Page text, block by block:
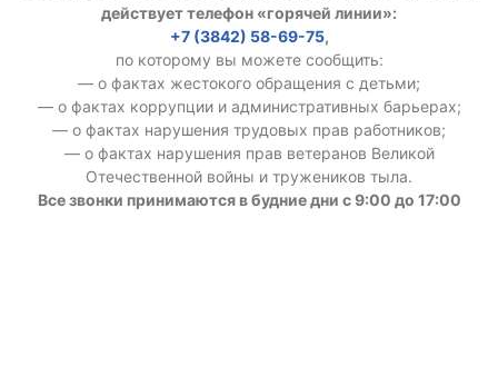
действует телефон «горячей линии»:
+7 (3842) 58-69-75,
по которому вы можете сообщить:
— о фактах жестокого обращения с детьми;
— о фактах коррупции и административных барьерах;
— о фактах нарушения трудовых прав работников;
— о фактах нарушения прав ветеранов Великой
Отечественной войны и тружеников тыла.
Все звонки принимаются в будние дни с 9:00 до 17:00